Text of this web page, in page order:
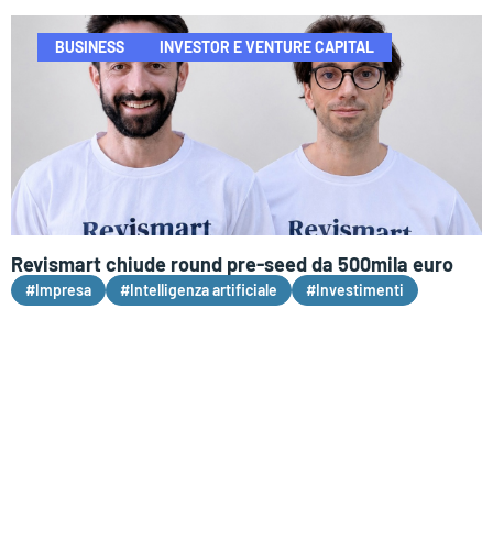
BUSINESS INVESTOR E VENTURE CAPITAL
Revismart chiude round pre-seed da 500mila euro
#Impresa #Intelligenza artificiale #Investimenti